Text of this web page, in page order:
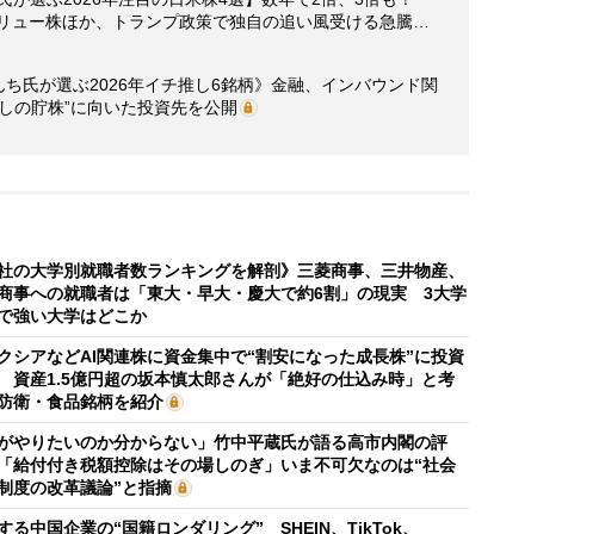
ュー株ほか、トランプ政策で独自の追い風受ける急騰…
氏が選ぶ2026年イチ推し6銘柄》金融、インバウンド関
の貯株”に向いた投資先を公開
の大学別就職者数ランキングを解剖》三菱商事、三井物産、
事への就職者は「東大・早大・慶大で約6割」の現実 3大学
強い大学はどこか
シアなどAI関連株に資金集中で“割安になった成長株”に投資
産1.5億円超の坂本慎太郎さんが「絶好の仕込み時」と考
衛・食品銘柄を紹介
やりたいのか分からない」竹中平蔵氏が語る高市内閣の評
付付き税額控除はその場しのぎ」いま不可欠なのは“社会
度の改革議論”と指摘
る中国企業の“国籍ロンダリング” SHEIN、TikTok、